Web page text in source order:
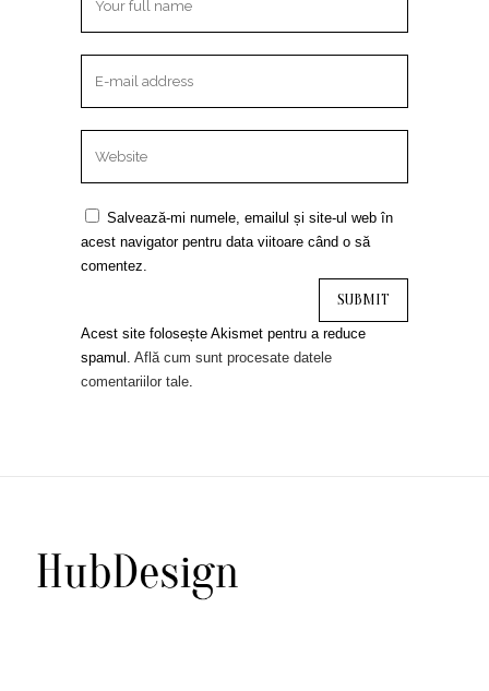
Salvează-mi numele, emailul și site-ul web în
acest navigator pentru data viitoare când o să
comentez.
Acest site folosește Akismet pentru a reduce
spamul. Află cum sunt procesate datele
comentariilor tale.